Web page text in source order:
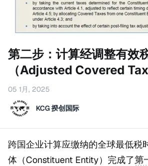
第二步：计算经调整有效
（Adjusted Covered Tax
05 1月, 2025
KCG 揆创国际
跨国企业计算应缴纳的全球最低税
体（Constituent Entity）完成了第